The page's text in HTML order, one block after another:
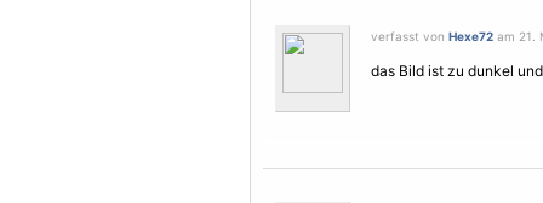
verfasst von Hexe72 am 21.
das Bild ist zu dunkel